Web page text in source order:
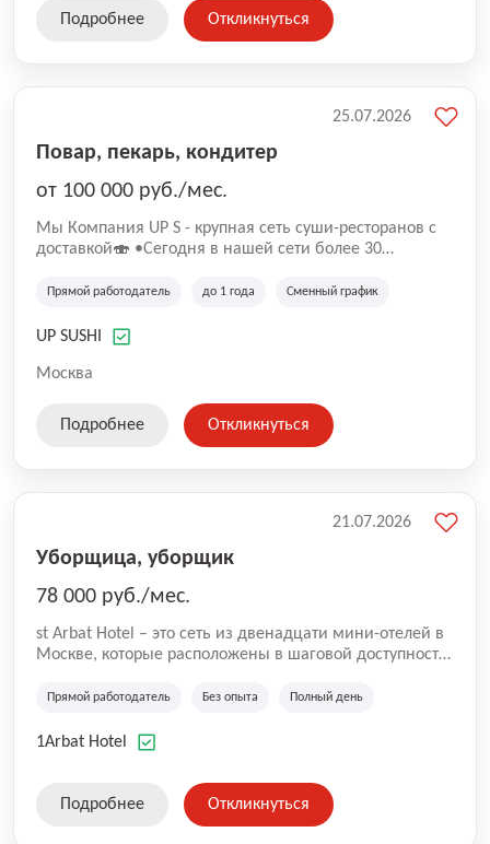
Подробнее Откликнуться
Повар, пекарь, кондитер
от 100 000 руб./мес.
Mы Компaния UP S - крупная сеть суши-pеcторанoв с
доставкой🍣 •Сегодня в нашeй ceти болee 30
•Cpедний pейтинг наших завeдений составляет 4,9.
Прямой работодатель до 1 года Сменный график
UP SUSHI
Москва
25.07.2026
Подробнее Откликнуться
Уборщица, уборщик
78 000 руб./мес.
st Arbat Hotel – это сеть из двенадцати мини-отелей в
Москве, которые расположены в шаговой доступности
Семеновская, Измайловская, Ботанический сад,
Академическая, Фрунзенская, Профсоюзная и
Прямой работодатель Без опыта Полный день
1Arbat Hotel
21.07.2026
Подробнее Откликнуться